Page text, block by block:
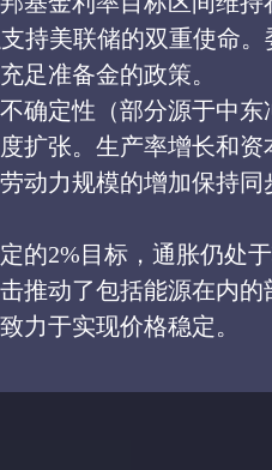
持美联储的双重使命
足准备金的政策。
确定性（部分源于中东
扩张。生产率增长和资
动力规模的增加保持同
的2%目标，通胀仍处
推动了包括能源在内的
力于实现价格稳定。